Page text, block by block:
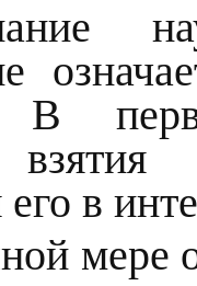
В
его в
мере